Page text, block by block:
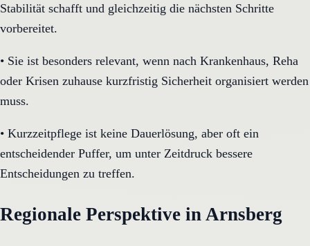
Stabilität schafft und gleichzeitig die nächsten Schritte
vorbereitet.
• Sie ist besonders relevant, wenn nach Krankenhaus, Reha
oder Krisen zuhause kurzfristig Sicherheit organisiert werden
muss.
• Kurzzeitpflege ist keine Dauerlösung, aber oft ein
entscheidender Puffer, um unter Zeitdruck bessere
Entscheidungen zu treffen.
Regionale Perspektive in Arnsberg